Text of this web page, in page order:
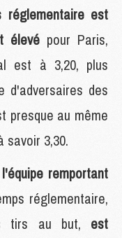
réglementaire est
élevé pour Paris,
est à 3,20, plus
d'adversaires des
presque au même
savoir 3,30.
remportant
réglementaire,
tirs au but, est